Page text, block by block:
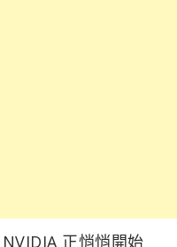
正悄悄開始